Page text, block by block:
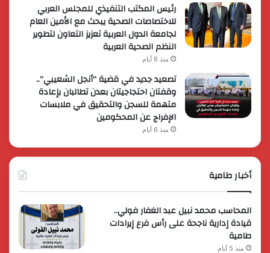
رئيس المكتب التنفيذي للمجلس العربي
للاختصاصات الصحية يبحث مع الأمين العام
لجامعة الدول العربية تعزيز التعاون لتطوير
النظم الصحية العربية
منذ 6 أيام
تصعيد جديد في قضية “أنجل الشعيبي”..
وقفتان احتجاجيتان بعدن تطالبان بإعادة
متهمة للسجن والتحقيق في ملابسات
الإفراج عن المحكومين
منذ 6 أيام
أخبار طامية
المحاسب محمد نبيل عبد الغفار فولي..
قيادة إدارية ناجحة على رأس فرع إيرادات
طامية
منذ 5 أيام